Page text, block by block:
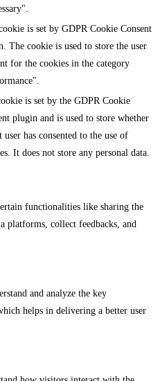
is set by GDPR Cookie Consent
The cookie is used to store the user
for the cookies in the category
is set by the GDPR Cookie
plugin and is used to store whether
user has consented to the use of
It does not store any personal data.
functionalities like sharing the
platforms, collect feedbacks, and
and analyze the key
helps in delivering a better user